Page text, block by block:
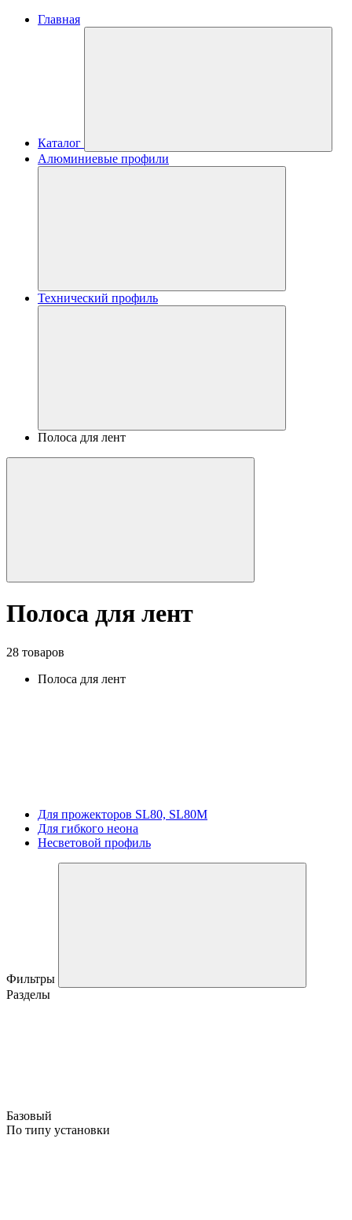
Главная
Каталог
Алюминиевые профили
Технический профиль
Полоса для лент
Полоса для лент
28 товаров
Полоса для лент
Для прожекторов SL80, SL80M
Для гибкого неона
Несветовой профиль
Фильтры
Разделы
Базовый
По типу установки